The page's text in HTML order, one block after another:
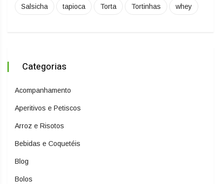
Salsicha tapioca Torta Tortinhas whey
Categorias
Acompanhamento
Aperitivos e Petiscos
Arroz e Risotos
Bebidas e Coquetéis
Blog
Bolos